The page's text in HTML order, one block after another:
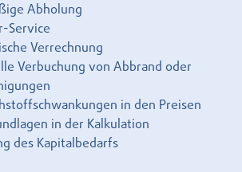
Abholung
Service
Verrechnung
Verbuchung von Abbrand oder
in den Preisen
in der Kalkulation
des Kapitalbedarfs